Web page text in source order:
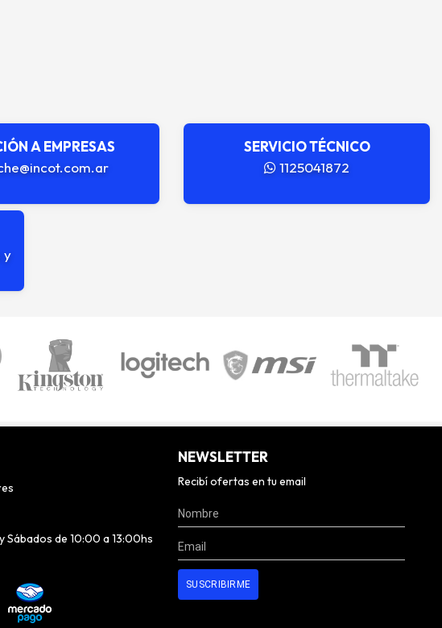
A EMPRESAS
SERVICIO TÉCNICO
1125041872
y
Sábados de 10:00 a 13:00hs
NEWSLETTER
Recibí ofertas en tu email